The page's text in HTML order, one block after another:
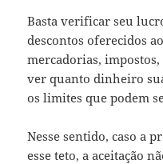
Basta verificar seu
descontos oferecidos
mercadorias,
ver quanto dinheiro
os limites que podem
Nesse sentido, caso a
esse teto, a aceitação